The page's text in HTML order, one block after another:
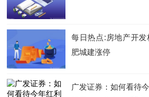
每日热点:房地产开
肥城建涨停
广发证券：如何看待